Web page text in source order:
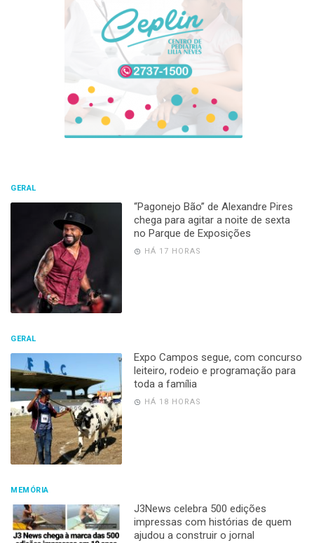
GERAL
“Pagonejo Bão” de Alexandre Pires
chega para agitar a noite de sexta
no Parque de Exposições
HÁ 17 HORAS
GERAL
Expo Campos segue, com concurso
leiteiro, rodeio e programação para
toda a família
HÁ 18 HORAS
MEMÓRIA
J3News celebra 500 edições
impressas com histórias de quem
ajudou a construir o jornal